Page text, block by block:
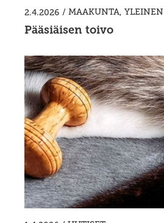
2.4.2026 / MAAKUNTA, YLEINEN
Pääsiäisen toivo